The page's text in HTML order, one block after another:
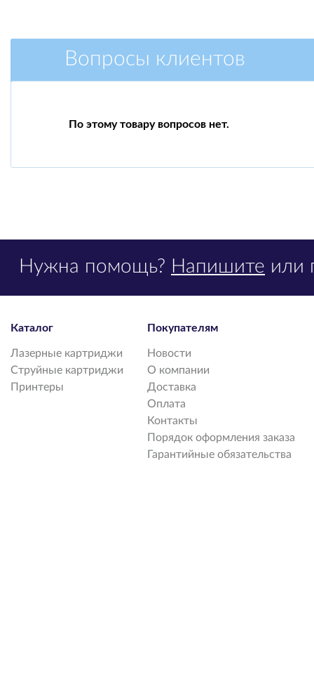
Вопросы клиентов
По этому товару вопросов нет.
Нужна помощь? Напишите или
Каталог
Лазерные картриджи
Струйные картриджи
Принтеры
Покупателям
Новости
О компании
Доставка
Оплата
Контакты
Порядок оформления заказа
Гарантийные обязательства